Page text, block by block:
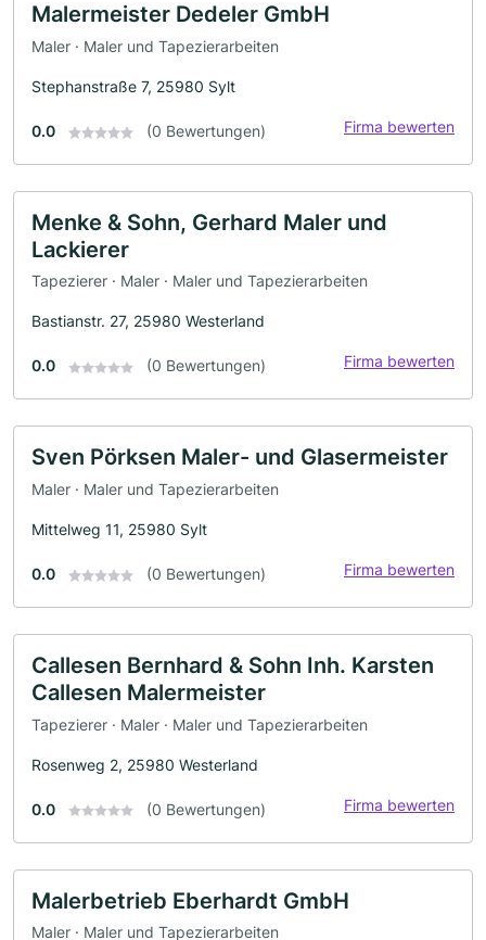
Malermeister Dedeler GmbH
Maler · Maler und Tapezierarbeiten
Stephanstraße 7, 25980 Sylt
0.0 (0 Bewertungen) Firma bewerten
Menke & Sohn, Gerhard Maler und
Lackierer
Tapezierer · Maler · Maler und Tapezierarbeiten
Bastianstr. 27, 25980 Westerland
0.0 (0 Bewertungen) Firma bewerten
Sven Pörksen Maler- und Glasermeister
Maler · Maler und Tapezierarbeiten
Mittelweg 11, 25980 Sylt
0.0 (0 Bewertungen) Firma bewerten
Callesen Bernhard & Sohn Inh. Karsten
Callesen Malermeister
Tapezierer · Maler · Maler und Tapezierarbeiten
Rosenweg 2, 25980 Westerland
0.0 (0 Bewertungen) Firma bewerten
Malerbetrieb Eberhardt GmbH
Maler · Maler und Tapezierarbeiten